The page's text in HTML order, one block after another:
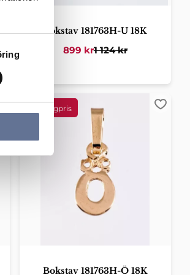
Bokstav 181763H-U 18K
899 kr1 124kr
till i favoriter
Bokstav 181763H-Ö 18K
Lägg